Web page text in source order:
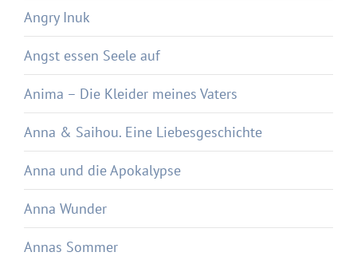
Angry Inuk
Angst essen Seele auf
Anima – Die Kleider meines Vaters
Anna & Saihou. Eine Liebesgeschichte
Anna und die Apokalypse
Anna Wunder
Annas Sommer